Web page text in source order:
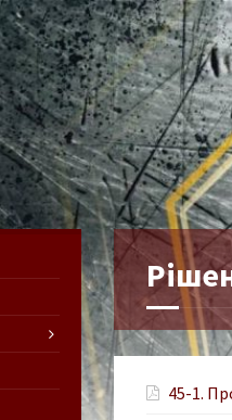
45-1.